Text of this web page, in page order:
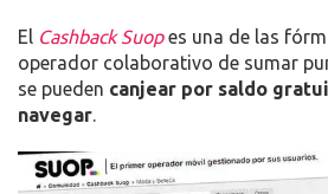
El Cashback Suopes una de las
operador colaborativo de sumar
se pueden canjear por saldo
navegar.